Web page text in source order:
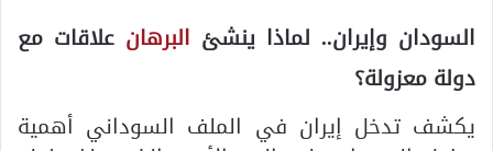
السودان وإيران.. لماذا ينشئ البرهان علاقات مع
دولة معزولة؟
يكشف تدخل إيران في الملف السوداني أهمية